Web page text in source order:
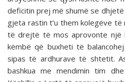
deficitin prej më shumë se
gjeta rastin t’u them kolegëve
të drejtë të mos aprovonte një
këmbë që buxheti të
sipas të ardhurave të shtetit.
bashkua me mendimin tim